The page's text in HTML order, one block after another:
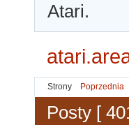
Atari.
Strony Poprzednia
Posty [